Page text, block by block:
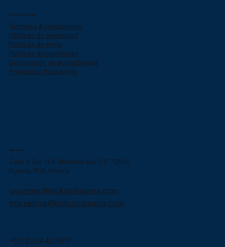
Información Legal
Términos & condiciones
Póliticas de privacidad
Políticas de envío
Políticas de reembolso
Declaración de accesibilidad
Preguntas frecuentes
Ubicación
Calle 6 Sur 114, Reforma Sur C.P. 72160
Puebla, PUE. México
gourmet@industriasarra.com
marketing@industriasarra.com
+52 2224422817